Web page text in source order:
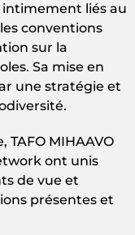
liés au
conventions
sur la
Sa mise en
une stratégie et
TAFO MIHAAVO
ont unis
de vue et
présentes et